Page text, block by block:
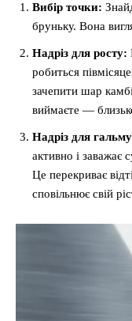
Вибір точки:
бруньку. Вона
Надріз для росту:
робиться
зачепити шар
виймаєте —
Надріз для
активно і заважає
Це перекриває
сповільнює свій